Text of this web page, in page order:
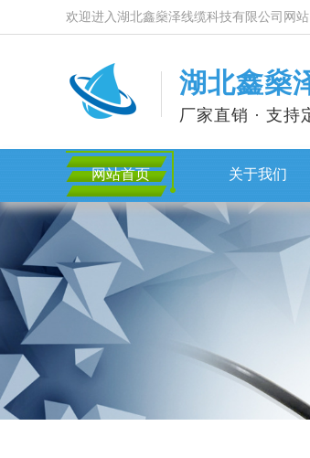
欢迎进入湖北鑫燊泽线缆科技有限公司网站
湖北鑫燊
厂家直销 · 支持
网站首页 关于我们